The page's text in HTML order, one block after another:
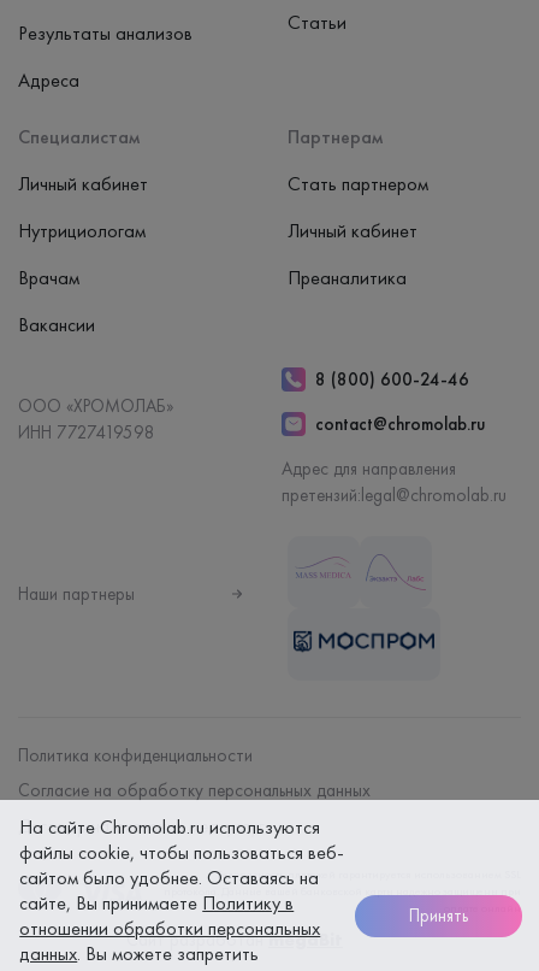
Результаты анализов
Адреса
Специалистам
Личный кабинет
Нутрициологам
Врачам
Вакансии
Партнерам
Стать партнером
Личный кабинет
Преаналитика
Статьи
ООО «ХРОМОЛАБ»
ИНН 7727419598
8 (800) 600-24-46
contact@chromolab.ru
Адрес для направления
претензий:legal@chromolab.ru
Наши партнеры
Политика конфиденциальности
Согласие на обработку персональных данных
Договор на оказание мед. услуг
Безопасность платежей гарантируется использованием SSL
оплате онлайн
Сайт разработанmegaBit
На сайте Chromolab.ru используются
файлы cookie, чтобы пользоваться веб-
сайтом было удобнее. Оставаясь на
сайте, Вы принимаете Политику в
отношении обработки персональных
данных. Вы можете запретить
Принять